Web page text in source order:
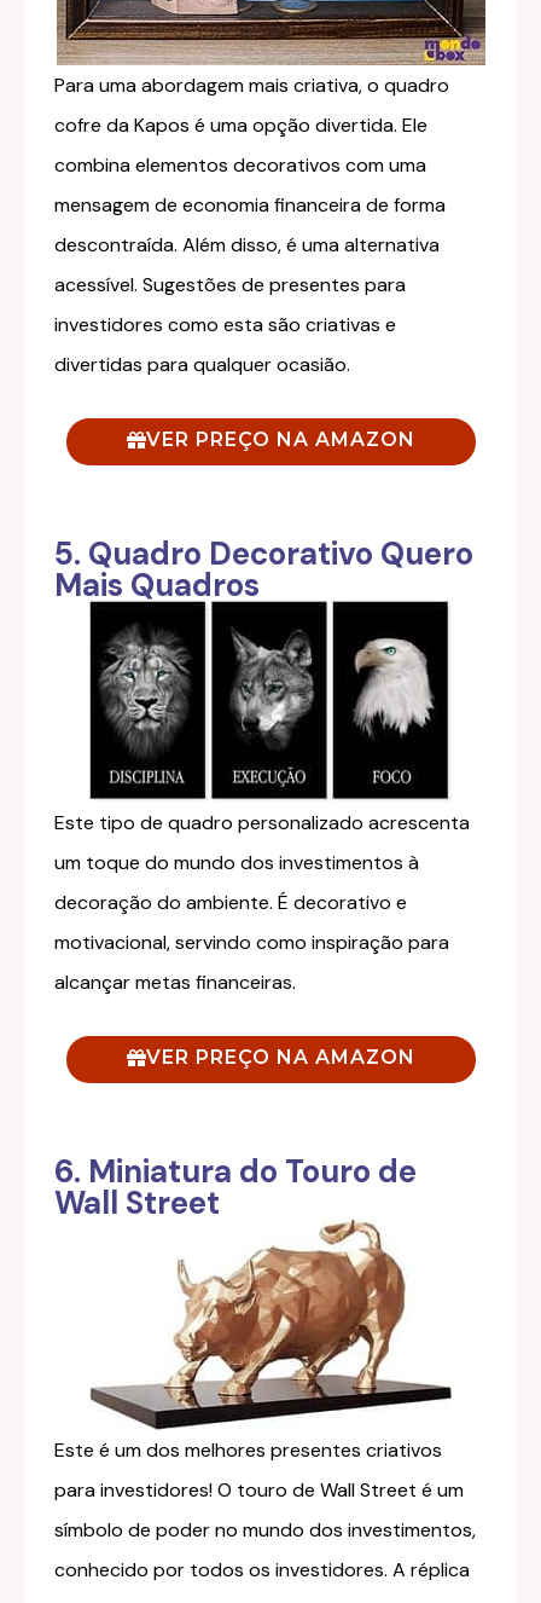
Para uma abordagem mais criativa, o quadro
cofre da Kapos é uma opção divertida. Ele
combina elementos decorativos com uma
mensagem de economia financeira de forma
descontraída. Além disso, é uma alternativa
acessível. Sugestões de presentes para
investidores como esta são criativas e
divertidas para qualquer ocasião.
VER PREÇO NA AMAZON
5. Quadro Decorativo Quero
Mais Quadros
Este tipo de quadro personalizado acrescenta
um toque do mundo dos investimentos à
decoração do ambiente. É decorativo e
motivacional, servindo como inspiração para
alcançar metas financeiras.
VER PREÇO NA AMAZON
6. Miniatura do Touro de
Wall Street
Este é um dos melhores presentes criativos
para investidores! O touro de Wall Street é um
símbolo de poder no mundo dos investimentos,
conhecido por todos os investidores. A réplica